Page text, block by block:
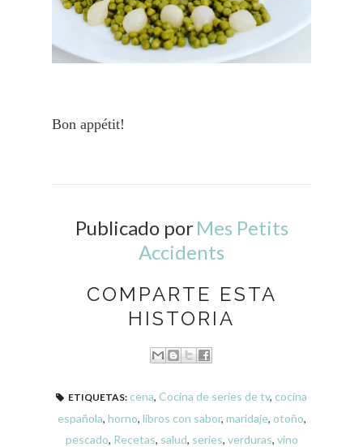
Bon appétit!
Publicado porMes Petits
Accidents
COMPARTE ESTA
HISTORIA
ETIQUETAS: cena, Cocina de series de tv, cocina
española, horno, libros con sabor, maridaje, otoño,
pescado, Recetas, salud, series, verduras, vino